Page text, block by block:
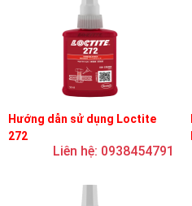
Hướng dẫn sử dụng Loctite
272
Liên hệ: 0938454791